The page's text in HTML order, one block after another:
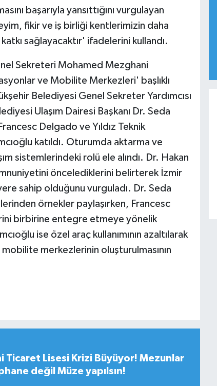
başarıyla yansıttığını vurgulayan
fikir ve iş birliği kentlerimizin daha
sağlayacaktır' ifadelerini kullandı.
Sekreteri Mohamed Mezghani
ve Mobilite Merkezleri' başlıklı
Belediyesi Genel Sekreter Yardımcısı
Ulaşım Dairesi Başkanı Dr. Seda
Delgado ve Yıldız Teknik
katıldı. Oturumda aktarma ve
sistemlerindeki rolü ele alındı. Dr. Hakan
öncelediklerini belirterek İzmir
sahip olduğunu vurguladı. Dr. Seda
örnekler paylaşırken, Francesc
birbirine entegre etmeye yönelik
ise özel araç kullanımının azaltılarak
merkezlerinin oluşturulmasının
Ticaret Lisesi Krizi Büyüyor! Mezunlar
değil Müze yapılsın!